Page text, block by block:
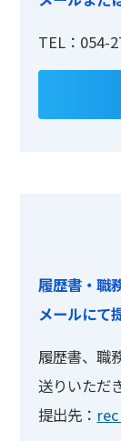
TEL：054-
履歴書・職
メールにて
履歴書、職
送りいただ
提出先：